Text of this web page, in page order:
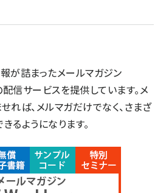
が詰まったメールマガジン
信サービスを提供しています。メ
れば、メルマガだけでなく、さまざ
るようになります。